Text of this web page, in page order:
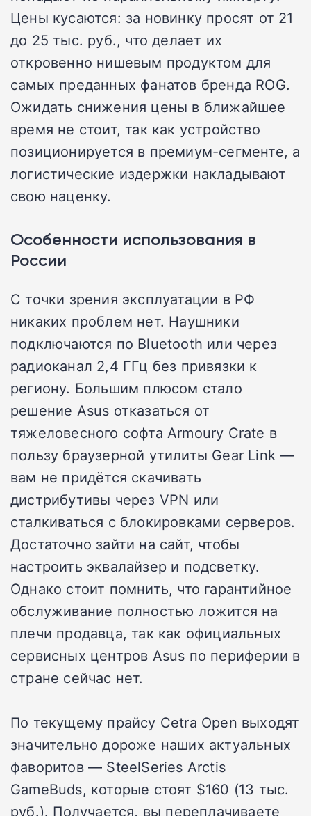
Цены кусаются: за новинку просят от 21
до 25 тыс. руб., что делает их
откровенно нишевым продуктом для
самых преданных фанатов бренда ROG.
Ожидать снижения цены в ближайшее
время не стоит, так как устройство
позиционируется в премиум-сегменте, а
логистические издержки накладывают
свою наценку.
Особенности использования в
России
С точки зрения эксплуатации в РФ
никаких проблем нет. Наушники
подключаются по Bluetooth или через
радиоканал 2,4 ГГц без привязки к
региону. Большим плюсом стало
решение Asus отказаться от
тяжеловесного софта Armoury Crate в
пользу браузерной утилиты Gear Link —
вам не придётся скачивать
дистрибутивы через VPN или
сталкиваться с блокировками серверов.
Достаточно зайти на сайт, чтобы
настроить эквалайзер и подсветку.
Однако стоит помнить, что гарантийное
обслуживание полностью ложится на
плечи продавца, так как официальных
сервисных центров Asus по периферии в
стране сейчас нет.
По текущему прайсу Cetra Open выходят
значительно дороже наших актуальных
фаворитов — SteelSeries Arctis
GameBuds, которые стоят $160 (13 тыс.
руб.). Получается, вы переплачиваете